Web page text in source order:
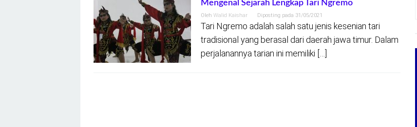
Mengenal Sejarah Lengkap Tari Ngremo
Oleh Walid Kaishar Diposting pada 31/05/2021
Tari Ngremo adalah salah satu jenis kesenian tari
tradisional yang berasal dari daerah jawa timur. Dalam
perjalanannya tarian ini memiliki […]